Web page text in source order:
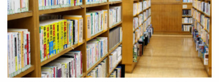
豬，小感冒、小病痛會特別明顯，一些病痛，在所難免，但
不會很嚴重，尤其要留意腹部的毛病，注意飲食衛生，可以
減低染病的機會；此外，會有神經緊張的傾向，必須盡量多
休息，多做適量運動以放鬆身心！以下依照食衣住行育樂來
建議「立秋」養生與禁忌：一、食的養生與禁忌1.宜吃養肺
潤肺的食物秋屬燥，而燥氣通於肺，很容易傷及肺陰，使人